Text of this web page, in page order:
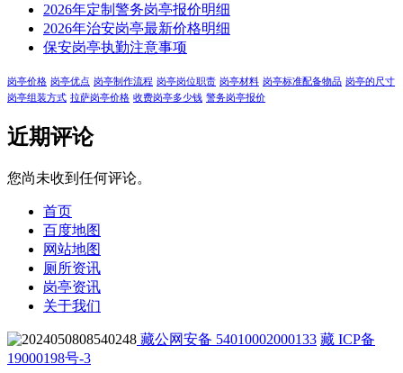
2026年定制警务岗亭报价明细
2026年治安岗亭最新价格明细
保安岗亭执勤注意事项
岗亭价格 岗亭优点 岗亭制作流程 岗亭岗位职责 岗亭材料 岗亭标准配备物品 岗亭的尺寸
岗亭组装方式 拉萨岗亭价格 收费岗亭多少钱 警务岗亭报价
近期评论
您尚未收到任何评论。
首页
百度地图
网站地图
厕所资讯
岗亭资讯
关于我们
藏公网安备 54010002000133 藏 ICP备
19000198号-3